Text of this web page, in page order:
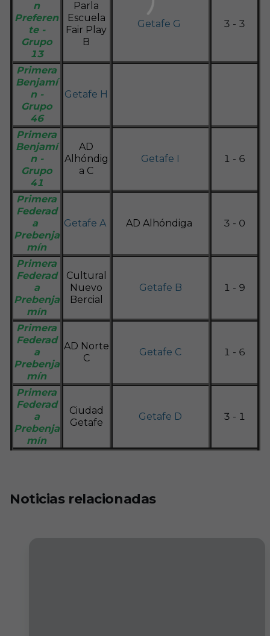
n
Preferen
te -
Grupo
13
Parla
Escuela
Fair Play
B
Getafe G 3 - 3
Primera
Benjamí
n -
Grupo
46
Getafe H
Primera
Benjamí
n -
Grupo
41
AD
Alhóndig
a C
Getafe I 1 - 6
Primera
Federad
a
Prebenja
mín
Getafe A AD Alhóndiga 3 - 0
Primera
Federad
a
Prebenja
mín
Cultural
Nuevo
Bercial
Getafe B 1 - 9
Primera
Federad
a
Prebenja
mín
AD Norte
C
Getafe C 1 - 6
Primera
Federad
a
Prebenja
mín
Ciudad
Getafe
Getafe D 3 - 1
Noticias relacionadas